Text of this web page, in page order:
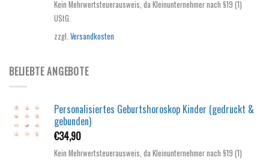
Kein Mehrwertsteuerausweis, da Kleinunternehmer nach §19 (1)
UStG.
zzgl. Versandkosten
BELIEBTE ANGEBOTE
Personalisiertes Geburtshoroskop Kinder (gedruckt &
gebunden)
€34,90
Kein Mehrwertsteuerausweis, da Kleinunternehmer nach §19 (1)